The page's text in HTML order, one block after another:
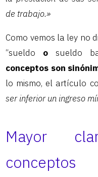
de trabajo.»
Como vemos la ley no
“sueldo o sueldo
conceptos son
lo mismo, el artículo
ser inferior un ingreso
Mayor
conceptos